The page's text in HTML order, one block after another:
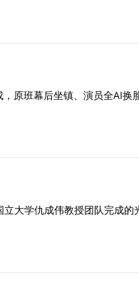
班幕后坐镇、演员全AI换
学仇成伟教授团队完成的